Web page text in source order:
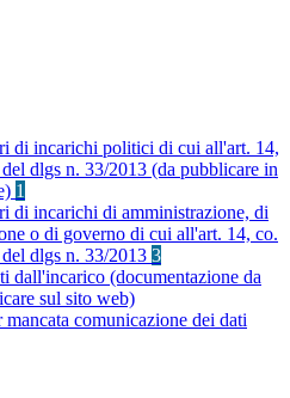
di incarichi politici di cui all'art. 14,
dlgs n. 33/2013 (da pubblicare in
1
di incarichi di amministrazione, di
o di governo di cui all'art. 14, co.
dlgs n. 33/2013 3
dall'incarico (documentazione da
sul sito web)
mancata comunicazione dei dati